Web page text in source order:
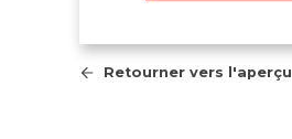
Retourner vers l'aperçu